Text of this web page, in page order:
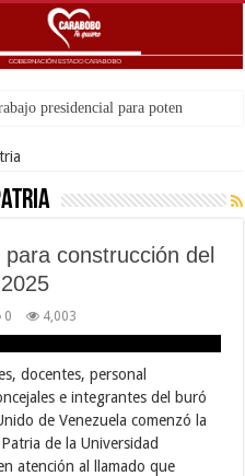
construcción del
0 4,003
docentes, personal
e integrantes del buró
de Venezuela comenzó la
de la Universidad
atención al llamado que